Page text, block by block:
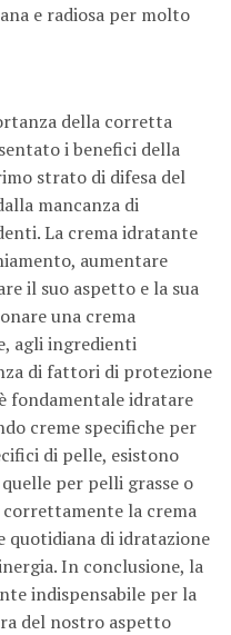
e radiosa per molto
della corretta
i benefici della
strato di difesa del
mancanza di
La crema idratante
aumentare
il suo aspetto e la sua
una crema
agli ingredienti
di fattori di protezione
fondamentale idratare
creme specifiche per
di pelle, esistono
per pelli grasse o
la crema
quotidiana di idratazione
In conclusione, la
indispensabile per la
del nostro aspetto